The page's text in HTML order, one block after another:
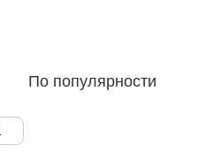
По популярности